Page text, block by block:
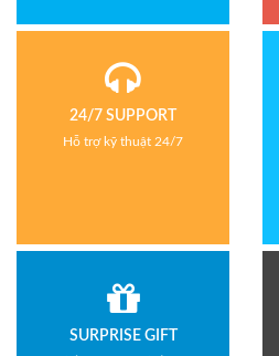
24/7 SUPPORT
Hỗ trợ kỹ thuật 24/7
SURPRISE GIFT